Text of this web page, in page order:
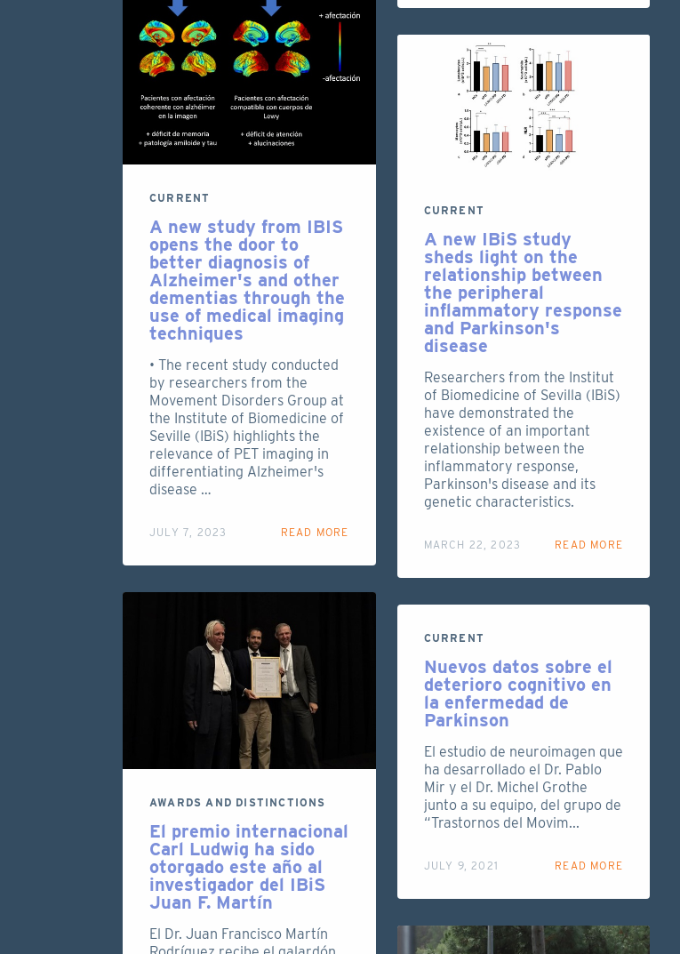
CURRENT
A new study from IBIS
opens the door to
better diagnosis of
Alzheimer's and other
dementias through the
use of medical imaging
techniques
• The recent study conducted
by researchers from the
Movement Disorders Group at
the Institute of Biomedicine of
Seville (IBiS) highlights the
relevance of PET imaging in
differentiating Alzheimer's
disease …
JULY 7, 2023 READ MORE
CURRENT
A new IBiS study
sheds light on the
relationship between
the peripheral
inflammatory response
and Parkinson's
disease
Researchers from the Institut
of Biomedicine of Sevilla (IBiS)
have demonstrated the
existence of an important
relationship between the
inflammatory response,
Parkinson's disease and its
genetic characteristics.
MARCH 22, 2023 READ MORE
AWARDS AND DISTINCTIONS
El premio internacional
Carl Ludwig ha sido
otorgado este año al
investigador del IBiS
Juan F. Martín
El Dr. Juan Francisco Martín
CURRENT
Nuevos datos sobre el
deterioro cognitivo en
la enfermedad de
Parkinson
El estudio de neuroimagen que
ha desarrollado el Dr. Pablo
Mir y el Dr. Michel Grothe
junto a su equipo, del grupo de
“Trastornos del Movim...
JULY 9, 2021 READ MORE